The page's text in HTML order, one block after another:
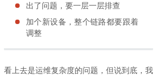
出了问题，要一层一层排查
加个新设备，整个链路都要跟着
调整
看上去是运维复杂度的问题，但说到底，我